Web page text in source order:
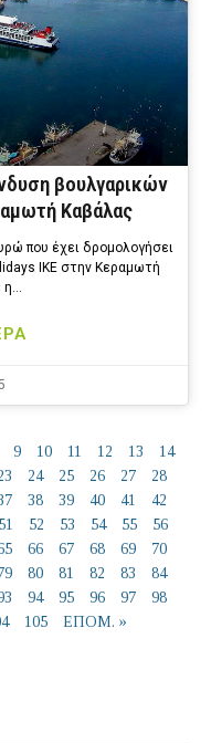
βουλγαρικών
Καβάλας
που έχει δρομολογήσει
ΙΚΕ στην Κεραμωτή
η…
9 10 11 12 13
14
24 25 26 27
28
38 39 40 41 42
51 52 53 54 55
56
66 67 68 69
70
80 81 82 83
84
94 95 96 97
98
105 ΕΠΟΜ. »